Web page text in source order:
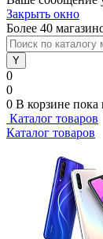
Закрыть окно
Более 40
0
0
0 В корзине пока
Каталог товаров
Каталог товаров